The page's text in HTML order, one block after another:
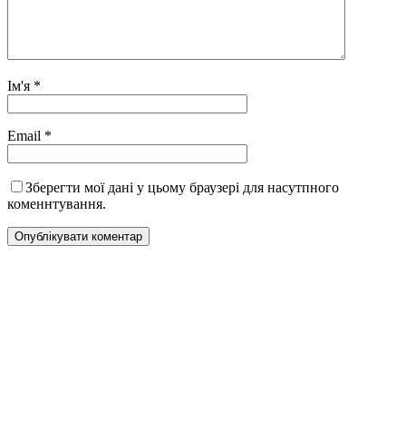
Ім'я *
Email *
Зберегти мої дані у цьому браузері для насутпного
коменнтування.